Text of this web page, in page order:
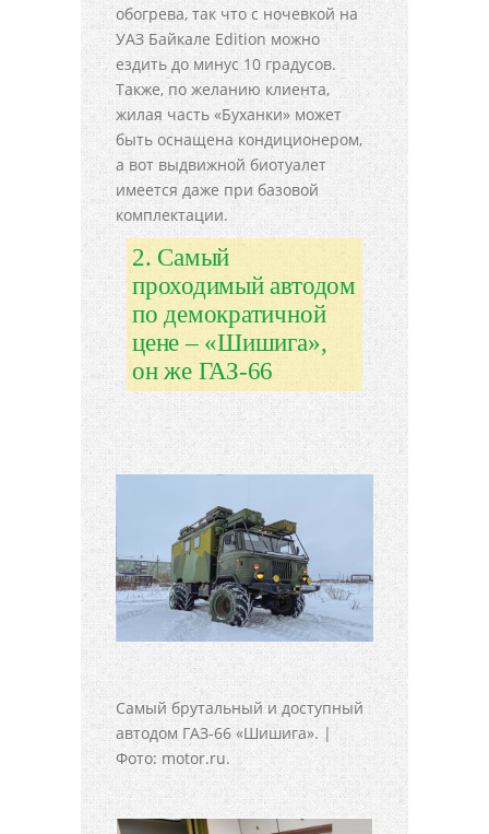
обогрева, так что с ночевкой на
УАЗ Байкале Edition можно
ездить до минус 10 градусов.
Также, по желанию клиента,
жилая часть «Буханки» может
быть оснащена кондиционером,
а вот выдвижной биотуалет
имеется даже при базовой
комплектации.
2. Самый
проходимый автодом
по демократичной
цене – «Шишига»,
он же ГАЗ-66
Самый брутальный и доступный
автодом ГАЗ-66 «Шишига». |
Фото: motor.ru.